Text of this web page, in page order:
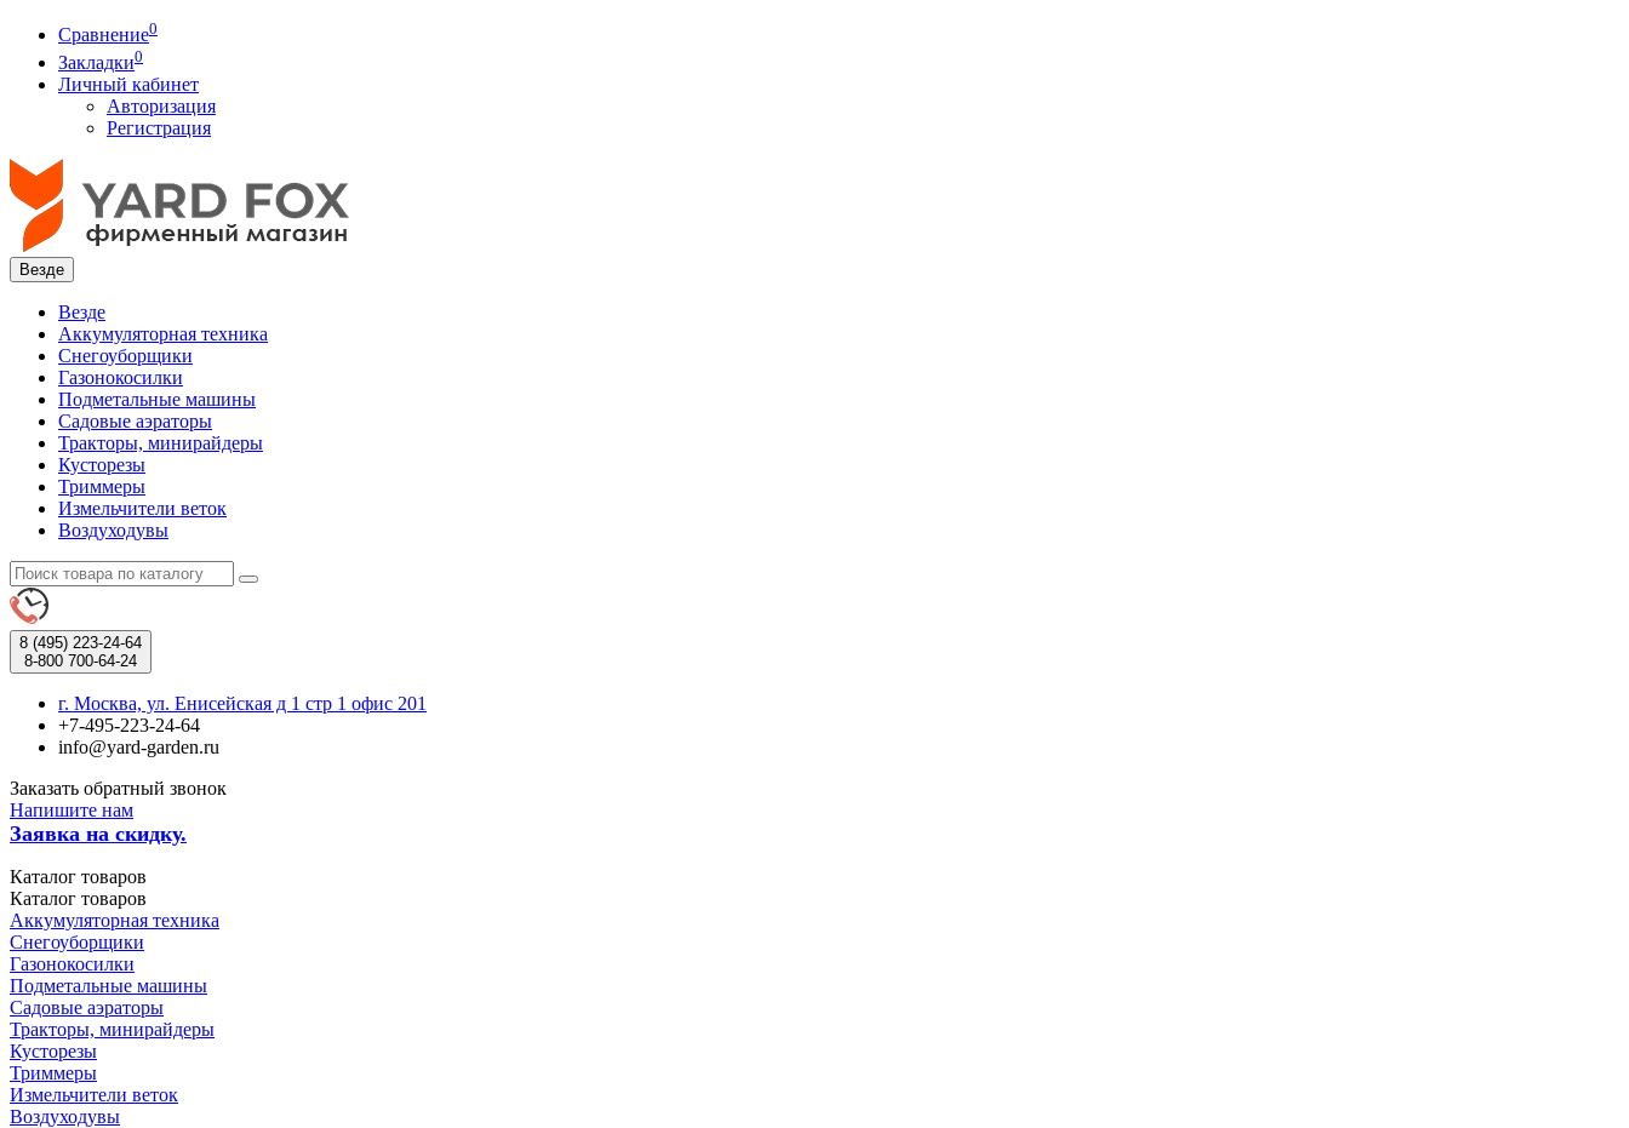
Сравнение0
Закладки0
Личный кабинет
Авторизация
Регистрация
Везде
Везде
Аккумуляторная техника
Снегоуборщики
Газонокосилки
Подметальные машины
Садовые аэраторы
Тракторы, минирайдеры
Кусторезы
Триммеры
Измельчители веток
Воздуходувы
8 (495) 223-24-64
8-800 700-64-24
г. Москва, ул. Енисейская д 1 стр 1 офис 201
+7-495-223-24-64
info@yard-garden.ru
Заказать обратный звонок
Напишите нам
Заявка на скидку.
Каталог товаров
Каталог товаров
Аккумуляторная техника
Снегоуборщики
Газонокосилки
Подметальные машины
Садовые аэраторы
Тракторы, минирайдеры
Кусторезы
Триммеры
Измельчители веток
Воздуходувы